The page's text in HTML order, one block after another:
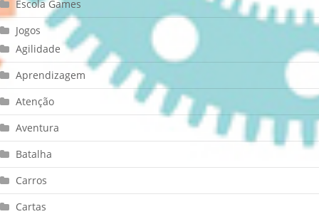
Escola Games
Jogos
Agilidade
Aprendizagem
Atenção
Aventura
Batalha
Carros
Cartas